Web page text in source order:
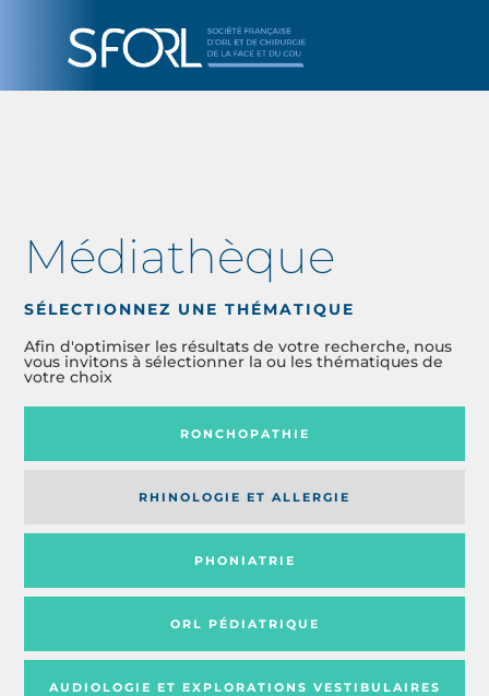
Médiathèque
SÉLECTIONNEZ UNE THÉMATIQUE
Afin d'optimiser les résultats de votre recherche, nous
vous invitons à sélectionner la ou les thématiques de
votre choix
RONCHOPATHIE
RHINOLOGIE ET ALLERGIE
PHONIATRIE
ORL PÉDIATRIQUE
AUDIOLOGIE ET EXPLORATIONS VESTIBULAIRES